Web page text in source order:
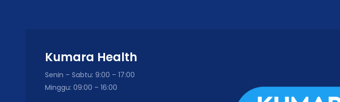
Kumara Health
Senin – Sabtu: 9:00 – 17:00
Minggu: 09:00 – 16:00